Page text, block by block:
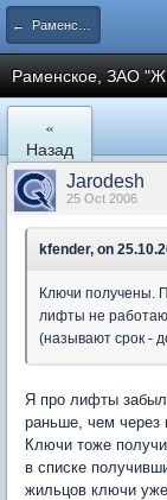
← Раменское
Раменское, ЗАО
«
Назад
Jarodesh
25 Oct 2006
kfender, on
Ключи получены.
лифты не
(называют срок -
Я про лифты забыл
раньше, чем через
Ключи тоже
в списке
жильцов ключи